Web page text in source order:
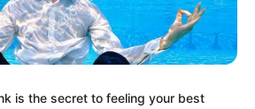
is the secret to feeling your best